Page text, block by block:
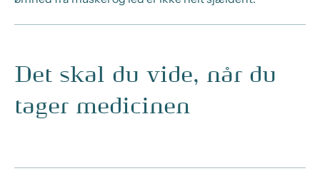
Det skal du vide, når du
tager medicinen